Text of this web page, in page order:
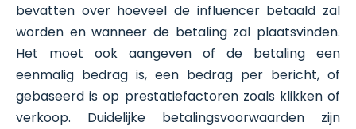
bevatten over hoeveel de influencer betaald zal
worden en wanneer de betaling zal plaatsvinden.
Het moet ook aangeven of de betaling een
eenmalig bedrag is, een bedrag per bericht, of
gebaseerd is op prestatiefactoren zoals klikken of
verkoop. Duidelijke betalingsvoorwaarden zijn